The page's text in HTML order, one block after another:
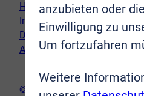
Hinweispflicht Newsletter
Impressum
Datenschutz
AGB
© VR-Immobilien Bonn
anzubieten oder
Einwilligung zu
Um fortzufahren
Weitere